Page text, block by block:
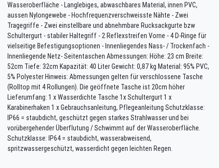
Wasseroberfläche - Langlebiges, abwaschbares Material, innen PVC,
aussen Nylongewebe - Hochfrequenzverschweisste Nähte - Zwei
Tragegriffe - Zwei einstellbare und abnehmbare Rucksackgurte bzw
Schultergurt - stabiler Haltegriff - 2 Reflexstreifen Vorne - 4 D-Ringe für
vielseitige Befestigungsoptionen - Innenliegendes Nass- / Trockenfach -
Innenliegende Netz- Seitentaschen Abmessungen: Höhe: 23 cm Breite:
52cm Tiefe: 32cm Kapazität: 40 Liter Gewicht: 0,87 kg Material: 95% PVC,
5% Polyester Hinweis: Abmessungen gelten für verschlossene Tasche
(Rolltop mit 4 Rollungen). Die geöffnete Tasche ist 20cm höher
Lieferumfang: 1 x Wasserdichte Tasche 1x Schultergurt 1 x
Karabinerhaken 1 x Gebrauchsanleitung, Pflegeanleitung Schutzklasse:
IP66 = staubdicht, geschützt gegen starkes Strahlwasser und bei
vorübergehender Überflutung / Schwimmt auf der Wasseroberfläche.
Schutzklasse: IP64 = staubdicht, wasserabweisend,
spritzwassergeschützt, wasserdicht gegen leichten Regen.